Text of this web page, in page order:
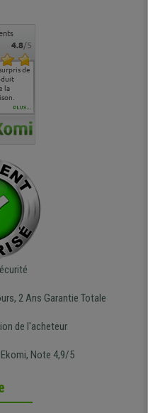
4.8/5
de
la
de l'aménagement et ne
regrette pas mon achat.
PLUS...
2 Ans Garantie Totale
de l'acheteur
Note 4,9/5